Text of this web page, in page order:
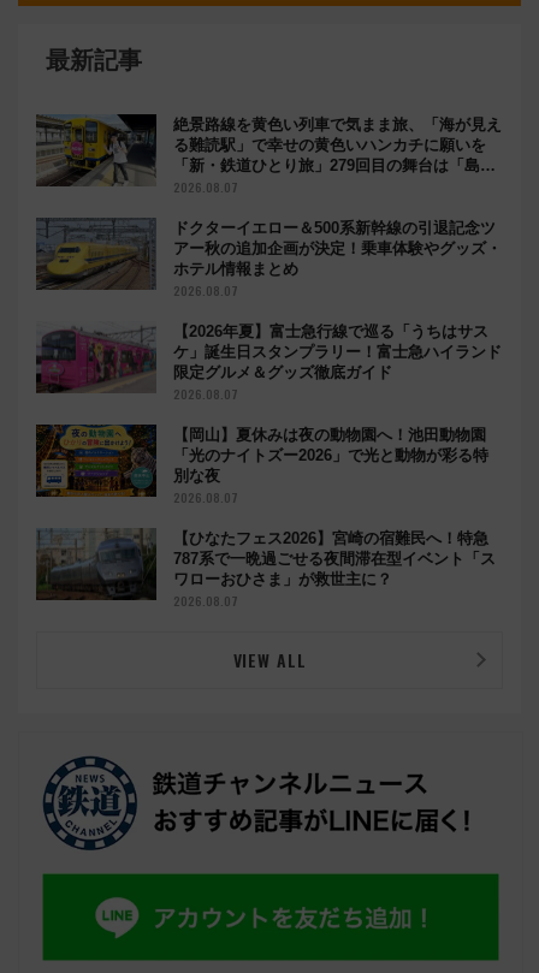
最新記事
絶景路線を黄色い列車で気まま旅、「海が見え
る難読駅」で幸せの黄色いハンカチに願いを
「新・鉄道ひとり旅」279回目の舞台は「島原
鉄道」
2026.08.07
ドクターイエロー＆500系新幹線の引退記念ツ
アー秋の追加企画が決定！乗車体験やグッズ・
ホテル情報まとめ
2026.08.07
【2026年夏】富士急行線で巡る「うちはサス
ケ」誕生日スタンプラリー！富士急ハイランド
限定グルメ＆グッズ徹底ガイド
2026.08.07
【岡山】夏休みは夜の動物園へ！池田動物園
「光のナイトズー2026」で光と動物が彩る特
別な夜
2026.08.07
【ひなたフェス2026】宮崎の宿難民へ！特急
787系で一晩過ごせる夜間滞在型イベント「ス
ワローおひさま」が救世主に？
2026.08.07
VIEW ALL